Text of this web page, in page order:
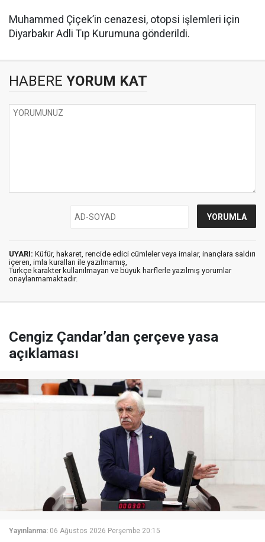
Muhammed Çiçek’in cenazesi, otopsi işlemleri için
Diyarbakır Adli Tıp Kurumuna gönderildi.
HABERE YORUM KAT
UYARI: Küfür, hakaret, rencide edici cümleler veya imalar, inançlara saldırı
içeren, imla kuralları ile yazılmamış,
Türkçe karakter kullanılmayan ve büyük harflerle yazılmış yorumlar
onaylanmamaktadır.
Cengiz Çandar’dan çerçeve yasa
açıklaması
Yayınlanma: 06 Ağustos 2026 Perşembe 20:15